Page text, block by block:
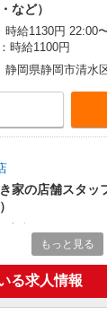
など）
時給1130円 22:00
時給1100円
静岡県静岡市清水
家の店舗スタッ
静岡県静岡市清水
もっと見る
る求人情報